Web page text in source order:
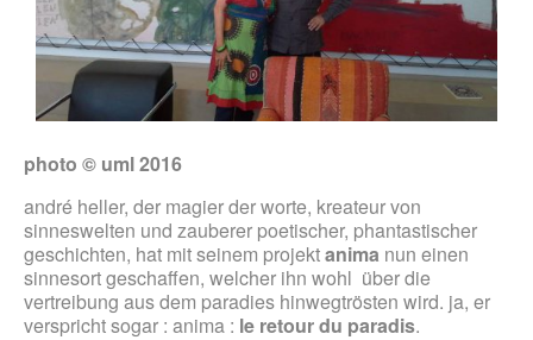
photo © uml 2016
andré heller, der magier der worte, kreateur von
sinneswelten und zauberer poetischer, phantastischer
geschichten, hat mit seinem projektanima nun einen
sinnesort geschaffen, welcher ihn wohl über die
vertreibung aus dem paradies hinwegtrösten wird. ja, er
verspricht sogar : anima : le retour du paradis.